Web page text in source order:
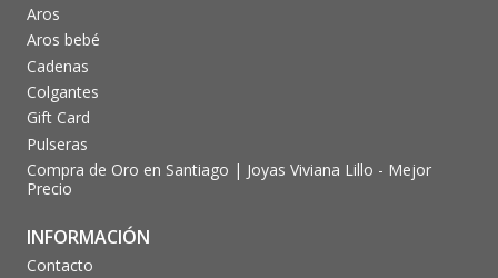
Aros
Aros bebé
Cadenas
Colgantes
Gift Card
Pulseras
Compra de Oro en Santiago | Joyas Viviana Lillo - Mejor
Precio
INFORMACIÓN
Contacto